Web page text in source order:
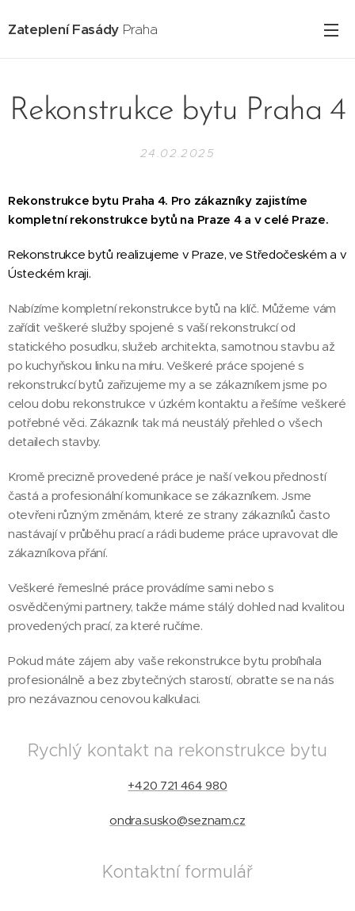
Zateplení Fasády Praha
Rekonstrukce bytu Praha 4
24.02.2025
Rekonstrukce bytu Praha 4. Pro zákazníky zajistíme
kompletní rekonstrukce bytů na Praze 4 a v celé Praze.
Rekonstrukce bytů realizujeme v Praze, ve Středočeském a v
Ústeckém kraji.
Nabízíme kompletní rekonstrukce bytů na klíč. Můžeme vám
zařídit veškeré služby spojené s vaší rekonstrukcí od
statického posudku, služeb architekta, samotnou stavbu až
po kuchyňskou linku na míru. Veškeré práce spojené s
rekonstrukcí bytů zařizujeme my a se zákazníkem jsme po
celou dobu rekonstrukce v úzkém kontaktu a řešíme veškeré
potřebné věci. Zákazník tak má neustálý přehled o všech
detailech stavby.
Kromě precizně provedené práce je naší velkou předností
častá a profesionální komunikace se zákazníkem. Jsme
otevřeni různým změnám, které ze strany zákazníků často
nastávají v průběhu prací a rádi budeme práce upravovat dle
zákazníkova přání.
Veškeré řemeslné práce provádíme sami nebo s
osvědčenými partnery, takže máme stálý dohled nad kvalitou
provedených prací, za které ručíme.
Pokud máte zájem aby vaše rekonstrukce bytu probíhala
profesionálně a bez zbytečných starostí, obraťte se na nás
pro nezávaznou cenovou kalkulaci.
Rychlý kontakt na rekonstrukce bytu
+420 721 464 980
ondra.susko@seznam.cz
Kontaktní formulář